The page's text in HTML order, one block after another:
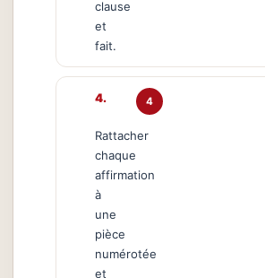
clause
et
fait.
4
Rattacher
chaque
affirmation
à
une
pièce
numérotée
et